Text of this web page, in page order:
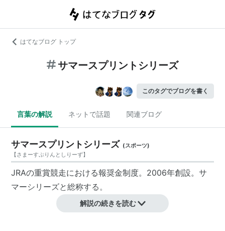
はてなブログ トップ
サマースプリントシリーズ
このタグでブログを書く
言葉の解説 ネットで話題 関連ブログ
サマースプリントシリーズ (スポーツ)
【さまーすぷりんとしりーず】
JRAの重賞競走における報奨金制度。2006年創設。サ
マーシリーズと総称する。
解説の続きを読む